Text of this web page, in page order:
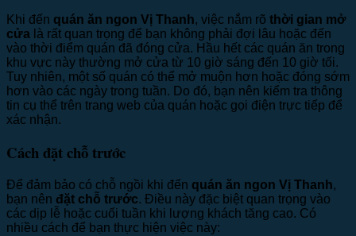
Khi đến quán ăn ngon Vị Thanh, việc nắm rõ thời gian mở
cửa là rất quan trọng để bạn không phải đợi lâu hoặc đến
vào thời điểm quán đã đóng cửa. Hầu hết các quán ăn trong
khu vực này thường mở cửa từ 10 giờ sáng đến 10 giờ tối.
Tuy nhiên, một số quán có thể mở muộn hơn hoặc đóng sớm
hơn vào các ngày trong tuần. Do đó, bạn nên kiểm tra thông
tin cụ thể trên trang web của quán hoặc gọi điện trực tiếp để
xác nhận.
Cách đặt chỗ trước
Để đảm bảo có chỗ ngồi khi đến quán ăn ngon Vị Thanh,
bạn nên đặt chỗ trước. Điều này đặc biệt quan trọng vào
các dịp lễ hoặc cuối tuần khi lượng khách tăng cao. Có
nhiều cách để bạn thực hiện việc này: